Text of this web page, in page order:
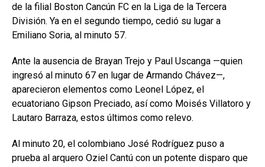
de la filial Boston Cancún FC en la Liga de la Tercera
División. Ya en el segundo tiempo, cedió su lugar a
Emiliano Soria, al minuto 57.
Ante la ausencia de Brayan Trejo y Paul Uscanga —quien
ingresó al minuto 67 en lugar de Armando Chávez—,
aparecieron elementos como Leonel López, el
ecuatoriano Gipson Preciado, así como Moisés Villatoro y
Lautaro Barraza, estos últimos como relevo.
Al minuto 20, el colombiano José Rodríguez puso a
prueba al arquero Oziel Cantú con un potente disparo que